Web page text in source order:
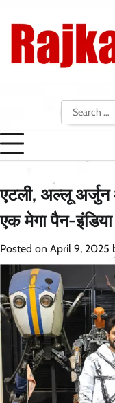
content
Search
for:
एटली, अल्लू अर्जुन
एक मेगा पैन-
Posted on April 9, 2025